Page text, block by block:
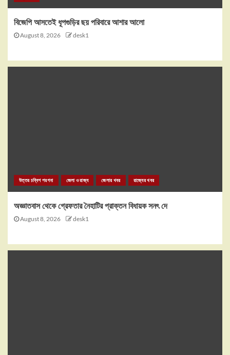
বিজেপি আসতেই ধূপগুড়ির ছয় পরিবারে আশার আলো
August 8, 2026 desk1
উত্তর চব্বিশ পরগনা জেলা ও রাজ্য জেলার খবর রাজ্যের খবর
অজ্ঞাতবাস থেকে গ্রেফতার নৈহাটির প্রাক্তন বিধায়ক সনৎ দে
August 8, 2026 desk1